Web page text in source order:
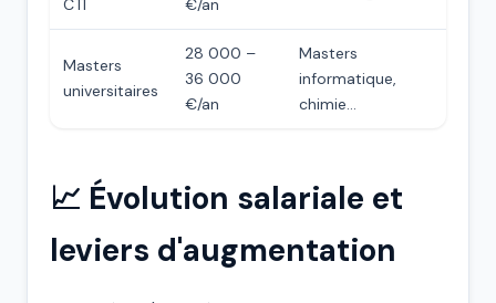
CTI
€/an
Masters
universitaires
28 000 –
36 000
€/an
Masters
informatique,
chimie...
📈 Évolution salariale et
leviers d'augmentation